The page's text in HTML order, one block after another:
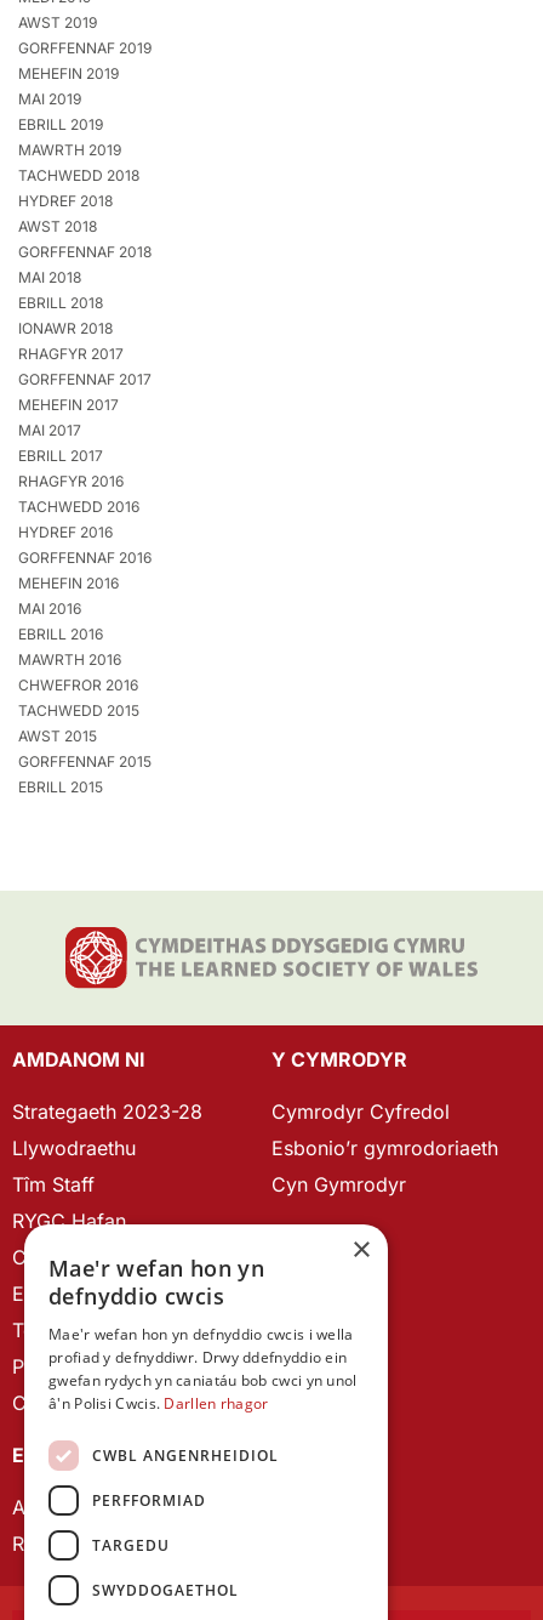
AWST 2019
GORFFENNAF 2019
MEHEFIN 2019
MAI 2019
EBRILL 2019
MAWRTH 2019
TACHWEDD 2018
HYDREF 2018
AWST 2018
GORFFENNAF 2018
MAI 2018
EBRILL 2018
IONAWR 2018
RHAGFYR 2017
GORFFENNAF 2017
MEHEFIN 2017
MAI 2017
EBRILL 2017
RHAGFYR 2016
TACHWEDD 2016
HYDREF 2016
GORFFENNAF 2016
MEHEFIN 2016
MAI 2016
EBRILL 2016
MAWRTH 2016
CHWEFROR 2016
TACHWEDD 2015
AWST 2015
GORFFENNAF 2015
EBRILL 2015
AMDANOM NI
Strategaeth 2023-28
Llywodraethu
Tîm Staff
RYGC Hafan
Canllawiau brandio
Ein Hanes
Telerau ac Amodau
Polisi Preifatrwydd
Cysylltu â ni
Y CYMRODYR
Cymrodyr Cyfredol
Esbonio’r gymrodoriaeth
Cyn Gymrodyr
EIN CYHOEDDIADAU
Astudiaethau Cymreig
Rhwydwaith Ymchwil Gyrfa Cynnar
×
Mae'r wefan hon yn
defnyddio cwcis
Mae'r wefan hon yn defnyddio cwcis i wella
profiad y defnyddiwr. Drwy ddefnyddio ein
gwefan rydych yn caniatáu bob cwci yn unol
â'n Polisi Cwcis. Darllen rhagor
CWBL ANGENRHEIDIOL
PERFFORMIAD
TARGEDU
SWYDDOGAETHOL